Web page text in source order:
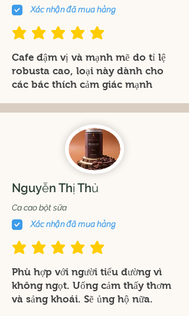
Xác nhận đã mua hàng
đánh giá trung bình là 5 /5
Cafe đậm vị và mạnh mẽ do tỉ lệ
robusta cao, loại này dành cho
các bác thích cảm giác mạnh
Nguyễn Thị Thủ
Ca cao bột sữa
Xác nhận đã mua hàng
đánh giá trung bình là 5 /5
Phù hợp với người tiểu đường vì
không ngọt. Uống cảm thấy thơm
và sảng khoái. Sẽ ủng hộ nữa.